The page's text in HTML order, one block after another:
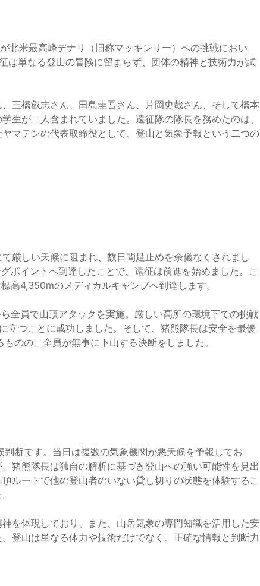
北米最高峰デナリ（旧称マッキンリー）への挑戦におい
は単なる登山の冒険に留まらず、団体の精神と技術力が試
三橋叡志さん、田島圭吾さん、片岡史哉さん、そして橋本
生が二人含まれていました。遠征隊の隊長を務めたのは、
マテンの代表取締役として、登山と気象予報という二つの
厳しい天候に阻まれ、数日間足止めを余儀なくされまし
ポイントへ到達したことで、遠征は前進を始めました。こ
高4,350mのメディカルキャンプへ到達します。
全員で山頂アタックを実施。厳しい高所の環境下での挑戦
立つことに成功しました。そして、猪熊隊長は安全を最優
のの、全員が無事に下山する決断をしました。
断です。当日は複数の気象機関が悪天候を予報してお
猪熊隊長は独自の解析に基づき登山への強い可能性を見出
ルートで他の登山者のいない貸し切りの状態を体験するこ
を体現しており、また、山岳気象の専門知識を活用した安
登山は単なる体力や技術だけでなく、正確な情報と判断力